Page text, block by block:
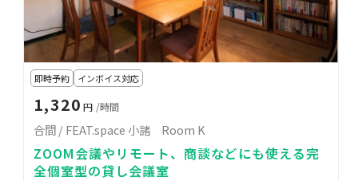
即時予約 インボイス対応
1,320 円 /時間
合間 / FEAT.space 小諸 Room K
ZOOM会議やリモート、商談などにも使える完
全個室型の貸し会議室